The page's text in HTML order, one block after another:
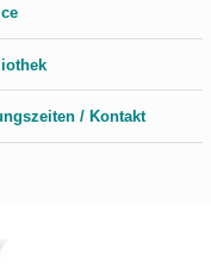
/ Kontakt